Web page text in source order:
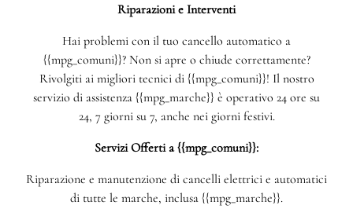
Riparazioni e Interventi
Hai problemi con il tuo cancello automatico a
{{mpg_comuni}}? Non si apre o chiude correttamente?
Rivolgiti ai migliori tecnici di {{mpg_comuni}}! Il nostro
servizio di assistenza {{mpg_marche}} è operativo 24 ore su
24, 7 giorni su 7, anche nei giorni festivi.
Servizi Offerti a {{mpg_comuni}}:
Riparazione e manutenzione di cancelli elettrici e automatici
di tutte le marche, inclusa {{mpg_marche}}.